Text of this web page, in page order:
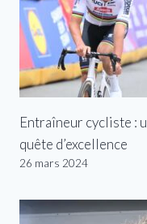
Entraîneur cycliste :
quête d’excellence
26 mars 2024